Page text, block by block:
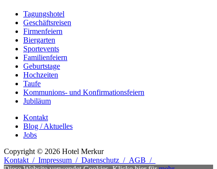
Tagungshotel
Geschäftsreisen
Firmenfeiern
Biergarten
Sportevents
Familienfeiern
Geburtstage
Hochzeiten
Taufe
Kommunions- und Konfirmationsfeiern
Jubiläum
Kontakt
Blog / Aktuelles
Jobs
Copyright © 2026 Hotel Merkur
Kontakt / Impressum / Datenschutz / AGB /